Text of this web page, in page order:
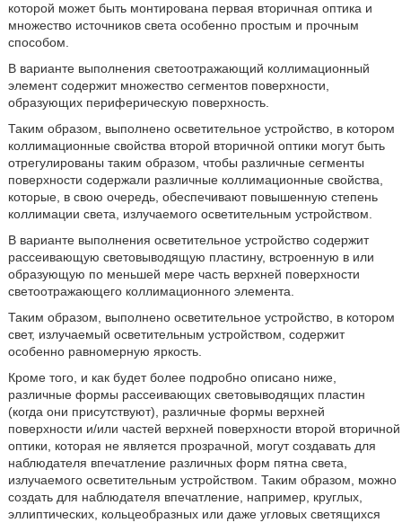
которой может быть монтирована первая вторичная оптика и
множество источников света особенно простым и прочным
способом.
В варианте выполнения светоотражающий коллимационный
элемент содержит множество сегментов поверхности,
образующих периферическую поверхность.
Таким образом, выполнено осветительное устройство, в котором
коллимационные свойства второй вторичной оптики могут быть
отрегулированы таким образом, чтобы различные сегменты
поверхности содержали различные коллимационные свойства,
которые, в свою очередь, обеспечивают повышенную степень
коллимации света, излучаемого осветительным устройством.
В варианте выполнения осветительное устройство содержит
рассеивающую световыводящую пластину, встроенную в или
образующую по меньшей мере часть верхней поверхности
светоотражающего коллимационного элемента.
Таким образом, выполнено осветительное устройство, в котором
свет, излучаемый осветительным устройством, содержит
особенно равномерную яркость.
Кроме того, и как будет более подробно описано ниже,
различные формы рассеивающих световыводящих пластин
(когда они присутствуют), различные формы верхней
поверхности и/или частей верхней поверхности второй вторичной
оптики, которая не является прозрачной, могут создавать для
наблюдателя впечатление различных форм пятна света,
излучаемого осветительным устройством. Таким образом, можно
создать для наблюдателя впечатление, например, круглых,
эллиптических, кольцеобразных или даже угловых светящихся